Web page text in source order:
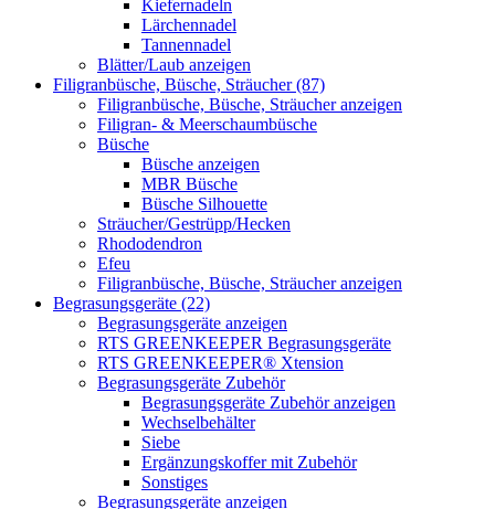
Kiefernadeln
Lärchennadel
Tannennadel
Blätter/Laub anzeigen
Filigranbüsche, Büsche, Sträucher (87)
Filigranbüsche, Büsche, Sträucher anzeigen
Filigran- & Meerschaumbüsche
Büsche
Büsche anzeigen
MBR Büsche
Büsche Silhouette
Sträucher/Gestrüpp/Hecken
Rhododendron
Efeu
Filigranbüsche, Büsche, Sträucher anzeigen
Begrasungsgeräte (22)
Begrasungsgeräte anzeigen
RTS GREENKEEPER Begrasungsgeräte
RTS GREENKEEPER® Xtension
Begrasungsgeräte Zubehör
Begrasungsgeräte Zubehör anzeigen
Wechselbehälter
Siebe
Ergänzungskoffer mit Zubehör
Sonstiges
Begrasungsgeräte anzeigen